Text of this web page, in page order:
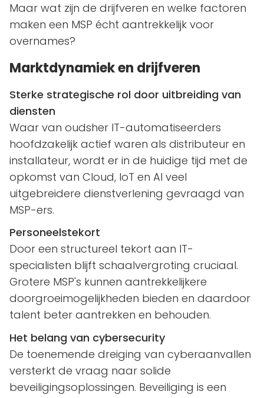
Maar wat zijn de drijfveren en welke factoren
maken een MSP écht aantrekkelijk voor
overnames?
Marktdynamiek en drijfveren
Sterke strategische rol door uitbreiding van
diensten
Waar van oudsher IT-automatiseerders
hoofdzakelijk actief waren als distributeur en
installateur, wordt er in de huidige tijd met de
opkomst van Cloud, IoT en AI veel
uitgebreidere dienstverlening gevraagd van
MSP-ers.
Personeelstekort
Door een structureel tekort aan IT-
specialisten blijft schaalvergroting cruciaal.
Grotere MSP's kunnen aantrekkelijkere
doorgroeimogelijkheden bieden en daardoor
talent beter aantrekken en behouden.
Het belang van cybersecurity
De toenemende dreiging van cyberaanvallen
versterkt de vraag naar solide
beveiligingsoplossingen. Beveiliging is een